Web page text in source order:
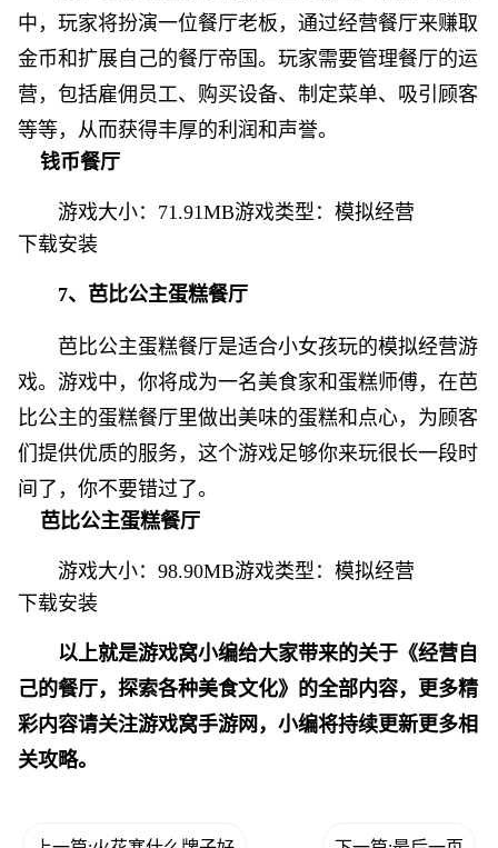
中，玩家将扮演一位餐厅老板，通过经营餐厅来赚取
金币和扩展自己的餐厅帝国。玩家需要管理餐厅的运
营，包括雇佣员工、购买设备、制定菜单、吸引顾客
等等，从而获得丰厚的利润和声誉。
钱币餐厅
游戏大小：71.91MB游戏类型： 模拟经营
下载安装
7、芭比公主蛋糕餐厅
芭比公主蛋糕餐厅是适合小女孩玩的模拟经营游
戏。游戏中，你将成为一名美食家和蛋糕师傅，在芭
比公主的蛋糕餐厅里做出美味的蛋糕和点心，为顾客
们提供优质的服务，这个游戏足够你来玩很长一段时
间了，你不要错过了。
芭比公主蛋糕餐厅
游戏大小：98.90MB游戏类型： 模拟经营
下载安装
以上就是游戏窝小编给大家带来的关于《经营自
己的餐厅，探索各种美食文化》的全部内容，更多精
彩内容请关注游戏窝手游网，小编将持续更新更多相
关攻略。